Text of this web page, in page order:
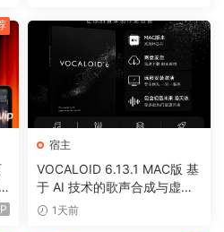
the fix, but it is still not fixed
special maqic for that
宿主
VOCALOID 6.13.1 MAC版 基
于 AI 技术的歌声合成与虚拟
歌手制作软件 43套音色
1天前